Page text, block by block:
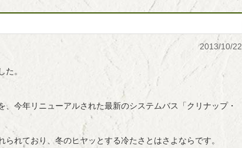
2013/10/22
。
、今年リニューアルされた最新のシステムバス「クリナップ・
れており、冬のヒヤッとする冷たさとはさよならです。